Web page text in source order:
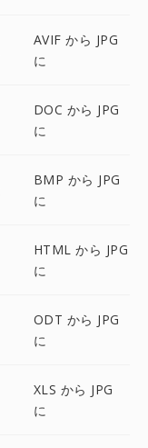
AVIF から JPG
に
DOC から JPG
に
BMP から JPG
に
HTML から JPG
に
ODT から JPG
に
XLS から JPG
に